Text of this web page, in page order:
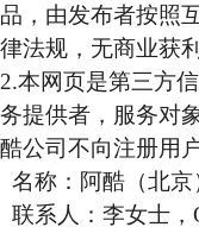
品，由发布者按照
律法规，无商业获
2.本网页是第三方
务提供者，服务对
酷公司不向注册用
名称：阿酷（北
联系人：李女士，